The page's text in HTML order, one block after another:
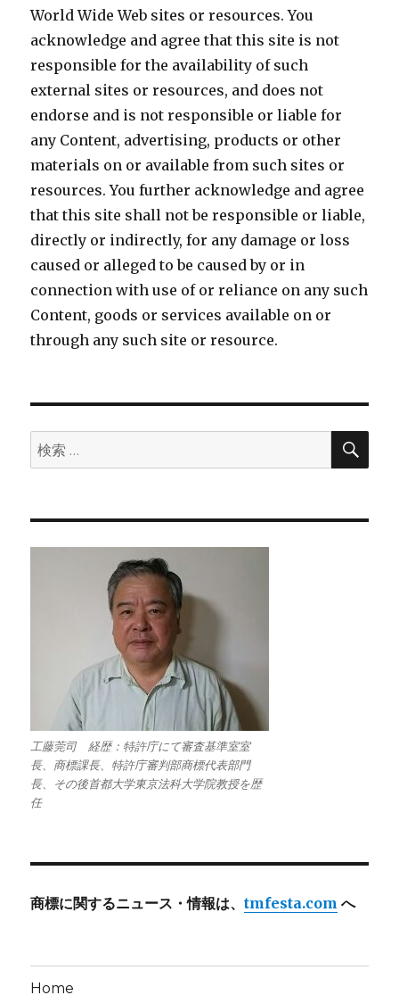
World Wide Web sites or resources. You
acknowledge and agree that this site is not
responsible for the availability of such
external sites or resources, and does not
endorse and is not responsible or liable for
any Content, advertising, products or other
materials on or available from such sites or
resources. You further acknowledge and agree
that this site shall not be responsible or liable,
directly or indirectly, for any damage or loss
caused or alleged to be caused by or in
connection with use of or reliance on any such
Content, goods or services available on or
through any such site or resource.
検
索:
検
工藤莞司 経歴：特許庁にて審査基準室室
長、商標課長、特許庁審判部商標代表部門
長、その後首都大学東京法科大学院教授を歴
任
商標に関するニュース・情報は、tmfesta.com へ
Home